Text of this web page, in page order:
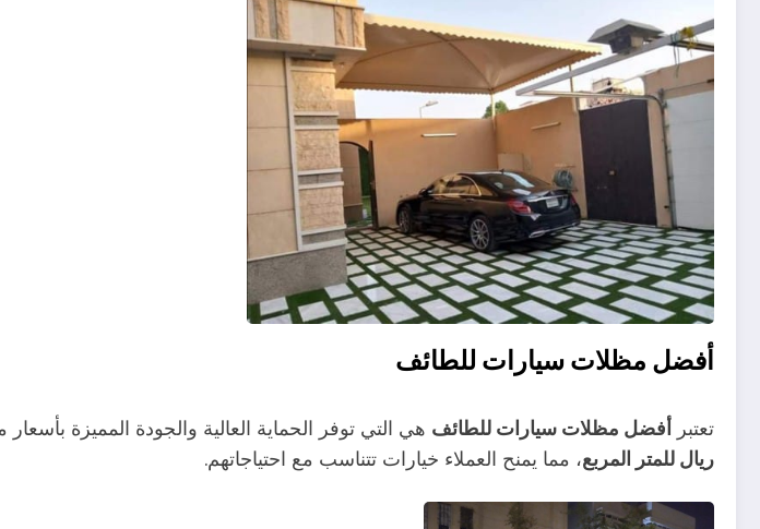
أفضل مظلات سيارات للطائف
تعتبر أفضل مظلات سيارات للطائف هي التي توفر الحماية العالية والجودة المميزة
ريال للمتر المربع، مما يمنح العملاء خيارات تتناسب مع احتياجاتهم.